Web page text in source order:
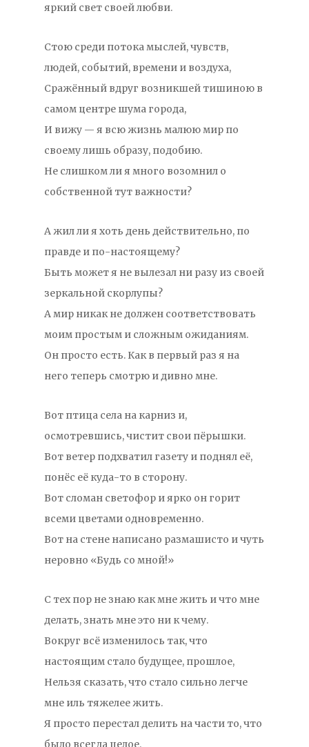
яркий свет своей любви.
Стою среди потока мыслей, чувств,
людей, событий, времени и воздуха,
Сражённый вдруг возникшей тишиною в
самом центре шума города,
И вижу — я всю жизнь малюю мир по
своему лишь образу, подобию.
Не слишком ли я много возомнил о
собственной тут важности?
А жил ли я хоть день действительно, по
правде и по-настоящему?
Быть может я не вылезал ни разу из своей
зеркальной скорлупы?
А мир никак не должен соответствовать
моим простым и сложным ожиданиям.
Он просто есть. Как в первый раз я на
него теперь смотрю и дивно мне.
Вот птица села на карниз и,
осмотревшись, чистит свои пёрышки.
Вот ветер подхватил газету и поднял её,
понёс её куда-то в сторону.
Вот сломан светофор и ярко он горит
всеми цветами одновременно.
Вот на стене написано размашисто и чуть
неровно «Будь со мной!»
С тех пор не знаю как мне жить и что мне
делать, знать мне это ни к чему.
Вокруг всё изменилось так, что
настоящим стало будущее, прошлое,
Нельзя сказать, что стало сильно легче
мне иль тяжелее жить.
Я просто перестал делить на части то, что
было всегда целое.